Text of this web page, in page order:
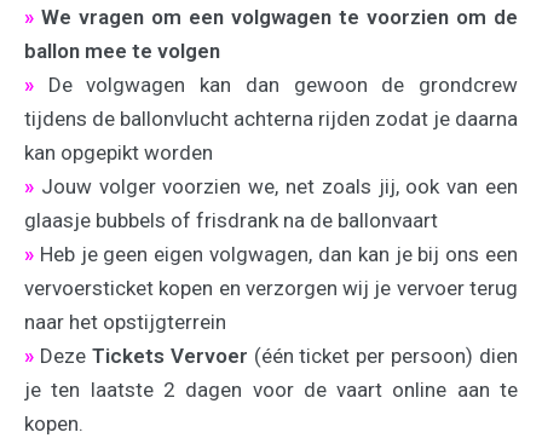
» We vragen om een volgwagen te voorzien om de
ballon mee te volgen
» De volgwagen kan dan gewoon de grondcrew
tijdens de ballonvlucht achterna rijden zodat je daarna
kan opgepikt worden
» Jouw volger voorzien we, net zoals jij, ook van een
glaasje bubbels of frisdrank na de ballonvaart
» Heb je geen eigen volgwagen, dan kan je bij ons een
vervoersticket kopen en verzorgen wij je vervoer terug
naar het opstijgterrein
» Deze Tickets Vervoer (één ticket per persoon) dien
je ten laatste 2 dagen voor de vaart online aan te
kopen.